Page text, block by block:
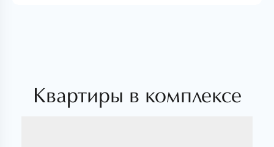
Квартиры в комплексе